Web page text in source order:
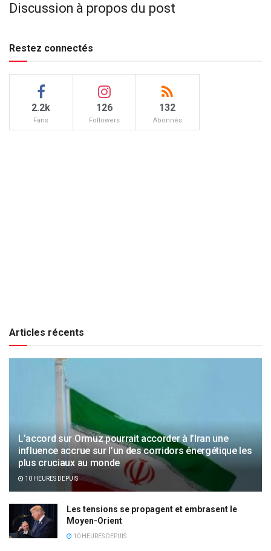
Discussion à propos du post
Restez connectés
2.2k
Fans
126
Followers
132
Abonnés
Articles récents
L’accord sur Ormuz pourrait accorder à l’Iran une
influence accrue sur l’un des corridors énergétique les
plus cruciaux au monde
10 HEURES DEPUIS
Les tensions se propagent et embrasent le
Moyen-Orient
10 HEURES DEPUIS